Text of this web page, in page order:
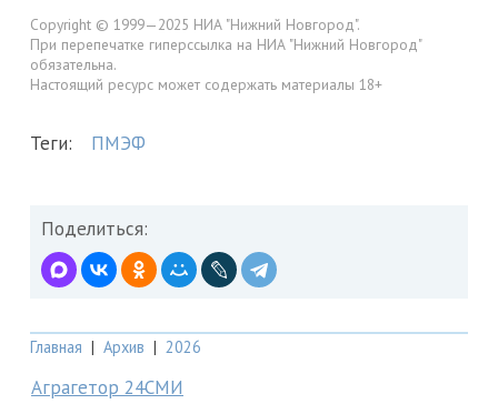
Copyright © 1999—2025 НИА "Нижний Новгород".
При перепечатке гиперссылка на НИА "Нижний Новгород"
обязательна.
Настоящий ресурс может содержать материалы 18+
Теги: ПМЭФ
Поделиться:
Главная | Архив | 2026
Аграгетор 24СМИ